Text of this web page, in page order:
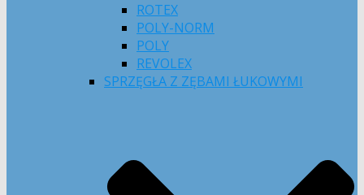
ROTEX
POLY-NORM
POLY
REVOLEX
SPRZĘGŁA Z ZĘBAMI ŁUKOWYMI